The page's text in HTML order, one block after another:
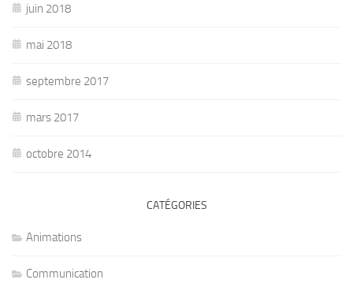
juin 2018
mai 2018
septembre 2017
mars 2017
octobre 2014
CATÉGORIES
Animations
Communication